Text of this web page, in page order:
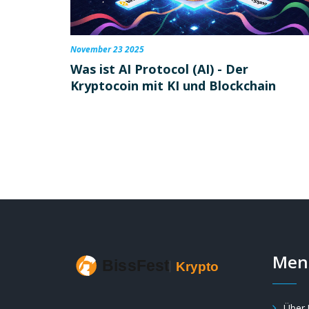
November 23 2025
Was ist AI Protocol (AI) - Der
Kryptocoin mit KI und Blockchain